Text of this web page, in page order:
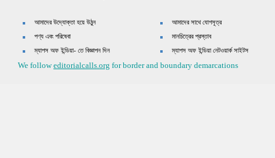
আমাদের উদ্যোক্তা হয়ে উঠুন
পণ্য এবং পরিষেবা
ম্যাপস অফ ইন্ডিয়া- তে বিজ্ঞাপন দিন
আমাদের সাথে যোগসূত্র
মানচিত্রের প্রস্তাব
ম্যাপস অফ ইন্ডিয়া নেটওয়ার্ক সাইটস
We followeditorialcalls.org for border and boundary demarcations